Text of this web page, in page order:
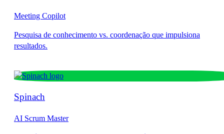
Meeting Copilot
Spinach
AI Scrum Master